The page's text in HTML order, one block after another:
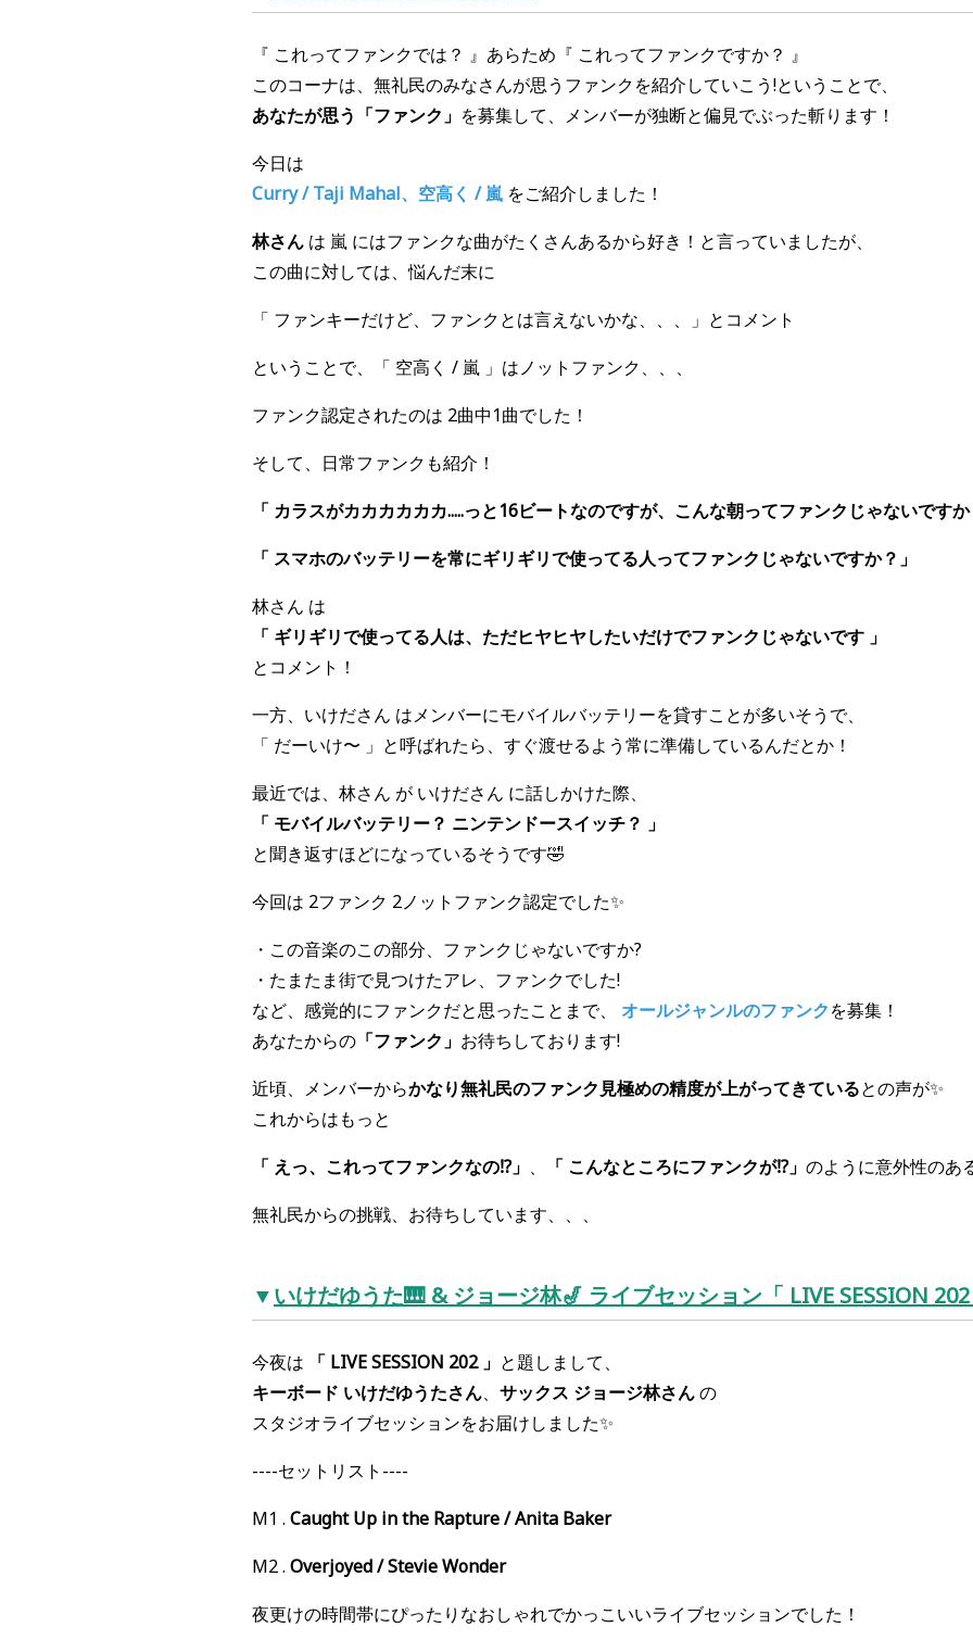
『 これってファンクでは？ 』あらため『 これってファンクですか？ 』
このコーナは、無礼民のみなさんが思うファンクを紹介していこう!ということで、
あなたが思う「ファンク」 を募集して、メンバーが独断と偏見でぶった斬ります！
今日は
Curry / Taji Mahal、空高く / 嵐 をご紹介しました！
林さん は 嵐 にはファンクな曲がたくさんあるから好き！と言っていましたが、
この曲に対しては、悩んだ末に
「 ファンキーだけど、ファンクとは言えないかな、、、」とコメント
ということで、「 空高く / 嵐 」はノットファンク、、、
ファンク認定されたのは 2曲中1曲でした！
そして、日常ファンクも紹介！
「 カラスがカカカカカカ.....っと16ビートなのですが、こんな朝ってファンクじゃないです
「 スマホのバッテリーを常にギリギリで使ってる人ってファンクじゃないですか？」
林さん は
「 ギリギリで使ってる人は、ただヒヤヒヤしたいだけでファンクじゃないです 」
とコメント！
一方、いけださん はメンバーにモバイルバッテリーを貸すことが多いそうで、
「 だーいけ〜 」と呼ばれたら、すぐ渡せるよう常に準備しているんだとか！
最近では、林さん が いけださん に話しかけた際、
「 モバイルバッテリー？ ニンテンドースイッチ？ 」
と聞き返すほどになっているそうです🤣
今回は 2ファンク 2ノットファンク認定でした✨
・この音楽のこの部分、ファンクじゃないですか?
・たまたま街で見つけたアレ、ファンクでした!
など、感覚的にファンクだと思ったことまで、 オールジャンルのファンクを募集！
あなたからの 「ファンク」 お待ちしております!
近頃、メンバーからかなり無礼民のファンク見極めの精度が上がってきているとの声が✨
これからはもっと
「 えっ、これってファンクなの⁉︎」 、 「 こんなところにファンクが⁉︎」 のように意外性の
無礼民からの挑戦、お待ちしています、、、
▼いけだゆうた🎹 & ジョージ林🎷 ライブセッション「 LIVE SESSION
今夜は 「 LIVE SESSION 202 」 と題しまして、
キーボード いけだゆうたさん、 サックス ジョージ林さんの
スタジオライブセッションをお届けしました✨
----セットリスト----
M1 . Caught Up in the Rapture / Anita Baker
M2 . Overjoyed / Stevie Wonder
夜更けの時間帯にぴったりなおしゃれでかっこいいライブセッションでした！